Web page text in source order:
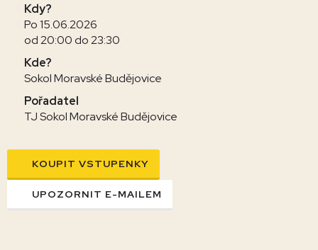
Kdy?
Po 15.06.2026
od 20:00 do 23:30
Kde?
Sokol Moravské Budějovice
Pořadatel
TJ Sokol Moravské Budějovice
KOUPIT VSTUPENKY
UPOZORNIT E-MAILEM